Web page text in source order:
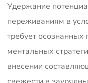
Удержание
переживаниям в
требует осознанных
ментальных
внесении